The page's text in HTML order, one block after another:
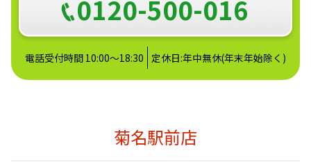
0120-500-016
電話受付時間 10:00～18:30 定休日:年中無休(年末年始除く)
菊名駅前店